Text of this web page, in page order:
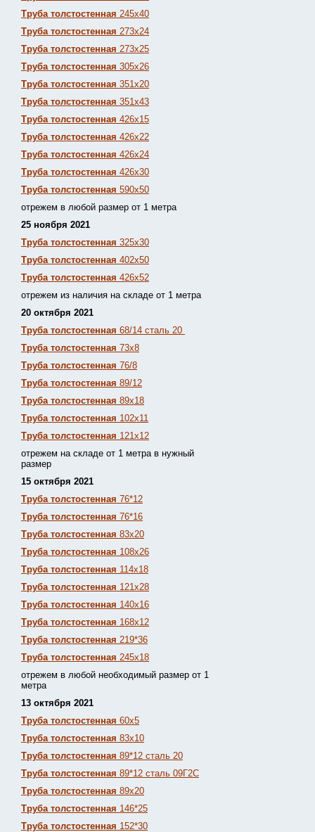
Труба толстостенная 245х40
Труба толстостенная 273х24
Труба толстостенная 273х25
Труба толстостенная 305х26
Труба толстостенная 351х20
Труба толстостенная 351х43
Труба толстостенная 426х15
Труба толстостенная 426х22
Труба толстостенная 426х24
Труба толстостенная 426х30
Труба толстостенная 590х50
отрежем в любой размер от 1 метра
25 ноября 2021
Труба толстостенная 325х30
Труба толстостенная 402х50
Труба толстостенная 426х52
отрежем из наличия на складе от 1 метра
20 октября 2021
Труба толстостенная 68/14 сталь 20
Труба толстостенная 73х8
Труба толстостенная 76/8
Труба толстостенная 89/12
Труба толстостенная 89х18
Труба толстостенная 102х11
Труба толстостенная 121х12
отрежем на складе от 1 метра в нужный
размер
15 октября 2021
Труба толстостенная 76*12
Труба толстостенная 76*16
Труба толстостенная 83х20
Труба толстостенная 108х26
Труба толстостенная 114х18
Труба толстостенная 121х28
Труба толстостенная 140х16
Труба толстостенная 168х12
Труба толстостенная 219*36
Труба толстостенная 245х18
отрежем в любой необходимый размер от 1
метра
13 октября 2021
Труба толстостенная 60х5
Труба толстостенная 83х10
Труба толстостенная 89*12 сталь 20
Труба толстостенная 89*12 сталь 09Г2С
Труба толстостенная 89х20
Труба толстостенная 146*25
Труба толстостенная 152*30